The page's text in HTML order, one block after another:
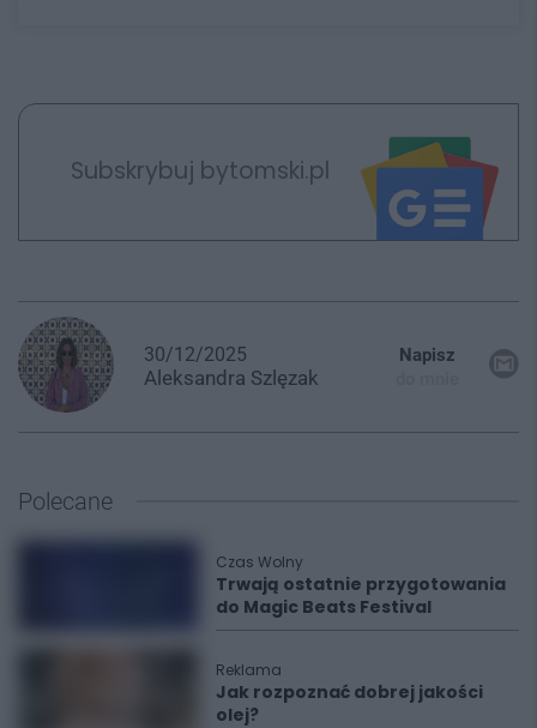
Subskrybuj bytomski.pl
30/12/2025
Aleksandra Szlęzak
Napisz
Polecane
Czas Wolny
Trwają ostatnie przygotowania
do Magic Beats Festival
Reklama
Jak rozpoznać dobrej jakości
olej?